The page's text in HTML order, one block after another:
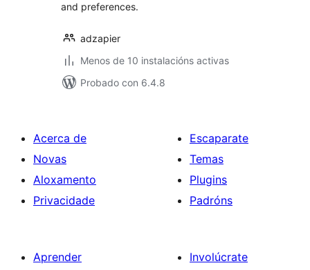
and preferences.
adzapier
Menos de 10 instalacións activas
Probado con 6.4.8
Acerca de
Novas
Aloxamento
Privacidade
Escaparate
Temas
Plugins
Padróns
Aprender
Involúcrate